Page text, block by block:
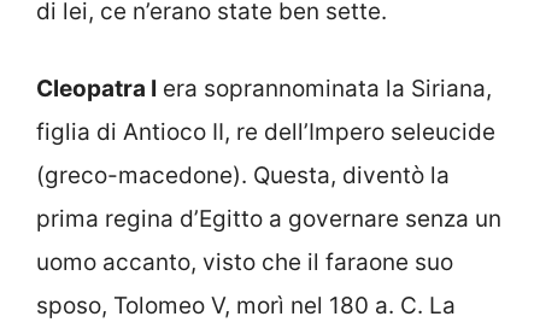
di lei, ce n’erano state ben sette.
Cleopatra I era soprannominata la Siriana,
figlia di Antioco II, re dell’Impero seleucide
(greco-macedone). Questa, diventò la
prima regina d’Egitto a governare senza un
uomo accanto, visto che il faraone suo
sposo, Tolomeo V, morì nel 180 a. C. La